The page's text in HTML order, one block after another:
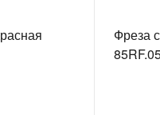
Фреза